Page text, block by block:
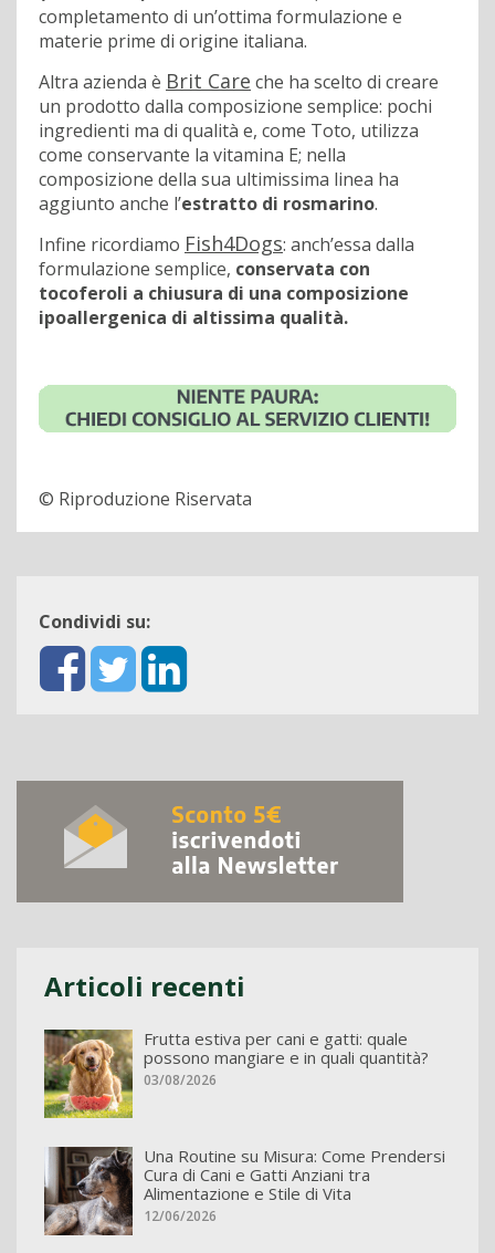
completamento di un’ottima formulazione e
materie prime di origine italiana.
Altra azienda è Brit Care che ha scelto di creare
un prodotto dalla composizione semplice: pochi
ingredienti ma di qualità e, come Toto, utilizza
come conservante la vitamina E; nella
composizione della sua ultimissima linea ha
aggiunto anche l’estratto di rosmarino.
Infine ricordiamo Fish4Dogs: anch’essa dalla
formulazione semplice, conservata con
tocoferoli a chiusura di una composizione
ipoallergenica di altissima qualità.
© Riproduzione Riservata
Condividi su:
Articoli recenti
Frutta estiva per cani e gatti: quale
possono mangiare e in quali quantità?
03/08/2026
Una Routine su Misura: Come Prendersi
Cura di Cani e Gatti Anziani tra
Alimentazione e Stile di Vita
12/06/2026